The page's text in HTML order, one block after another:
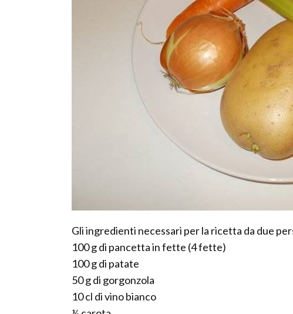
Gli ingredienti necessari per la ricetta da due
100 g di pancetta in fette (4 fette)
100 g di patate
50 g di gorgonzola
10 cl di vino bianco